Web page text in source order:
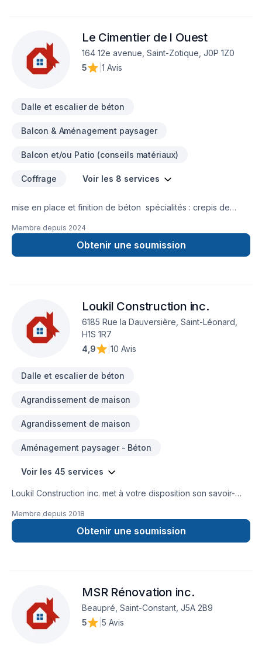
aucune productivité pendant votre projet.Afin de garantir
l’entière satisfaction de sa clientèle, Construction Urbana inc.
développe des relations d’affaires efficaces, garantissant
ainsi des réalisations de très haute qualité et complexité.
Le Cimentier de l Ouest
164 12e avenue, Saint-Zotique, J0P 1Z0
5
1 Avis
Dalle et escalier de béton
Balcon & Aménagement paysager
Balcon et/ou Patio (conseils matériaux)
Coffrage Voir les 8 services
mise en place et finition de béton spécialités : crepis de
monolitique (dalle de garage , spa , cabanon , trottoir)
excavation , coffrage , feraille , mise en place , finition de
béton et décoffrage de A a Z
Membre depuis 2024
Obtenir une soumission
Loukil Construction inc.
6185 Rue la Dauversière, Saint-Léonard,
H1S 1R7
4,9
10 Avis
Dalle et escalier de béton
Agrandissement de maison
Agrandissement de maison
Aménagement paysager - Béton
Voir les 45 services
Loukil Construction inc. met à votre disposition son savoir-
Coffrage, Commercial, Démolition, Drain français, Excavation,
Excavation intérieur, Fissures, Fondation, Fondations,
Gouttières, Gypse, Ingénieur, Margelle, Patio, Plancher, Puit
notre approche centrée sur le client, nous proposons des
solutions adaptées à vos besoins spécifiques et à votre
budget. Confiez votre projet à une équipe qui a à cœur votre
satisfaction.
Membre depuis 2018
Obtenir une soumission
MSR Rénovation inc.
Beaupré, Saint-Constant, J5A 2B9
5
5 Avis